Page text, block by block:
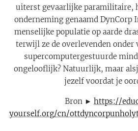
uiterst gevaarlijke paramilitaire,
onderneming genaamd DynCorp
menselijke populatie op aarde
terwijl ze de overlevenden onder
supercomputergestuurde
ongelooflijk? Natuurlijk, maar
jezelf voordat je
Bron ► https://
yourself.org/cn/